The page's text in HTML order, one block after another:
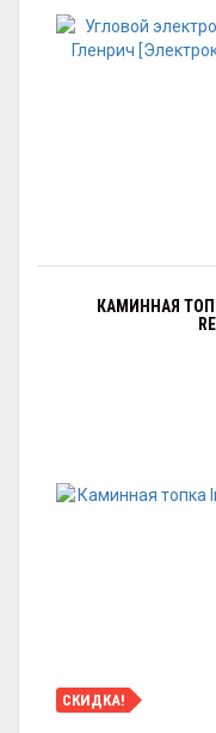
КАМИННАЯ
СКИДКА!